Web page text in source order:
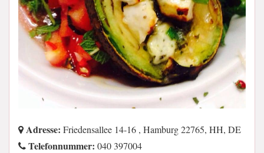
Adresse: Friedensallee 14-16 , Hamburg 22765, HH, DE
Telefonnummer: 040 397004